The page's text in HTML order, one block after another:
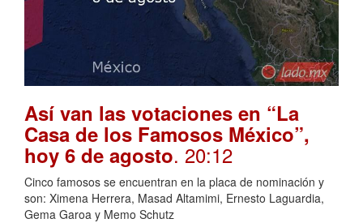
Así van las votaciones en “La
Casa de los Famosos México”,
hoy 6 de agosto. 20:12
Cinco famosos se encuentran en la placa de nominación y
son: Ximena Herrera, Masad Altamimi, Ernesto Laguardia,
Gema Garoa y Memo Schutz